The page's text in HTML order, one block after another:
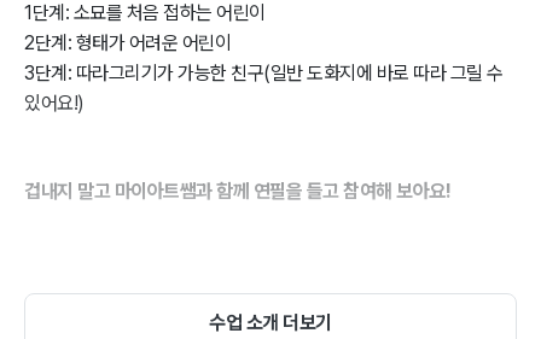
1단계: 소묘를 처음 접하는 어린이
2단계: 형태가 어려운 어린이
3단계: 따라그리기가 가능한 친구(일반 도화지에 바로 따라 그릴 수
있어요!)
겁내지 말고 마이아트쌤과 함께 연필을 들고 참여해 보아요!
수업 소개 더보기